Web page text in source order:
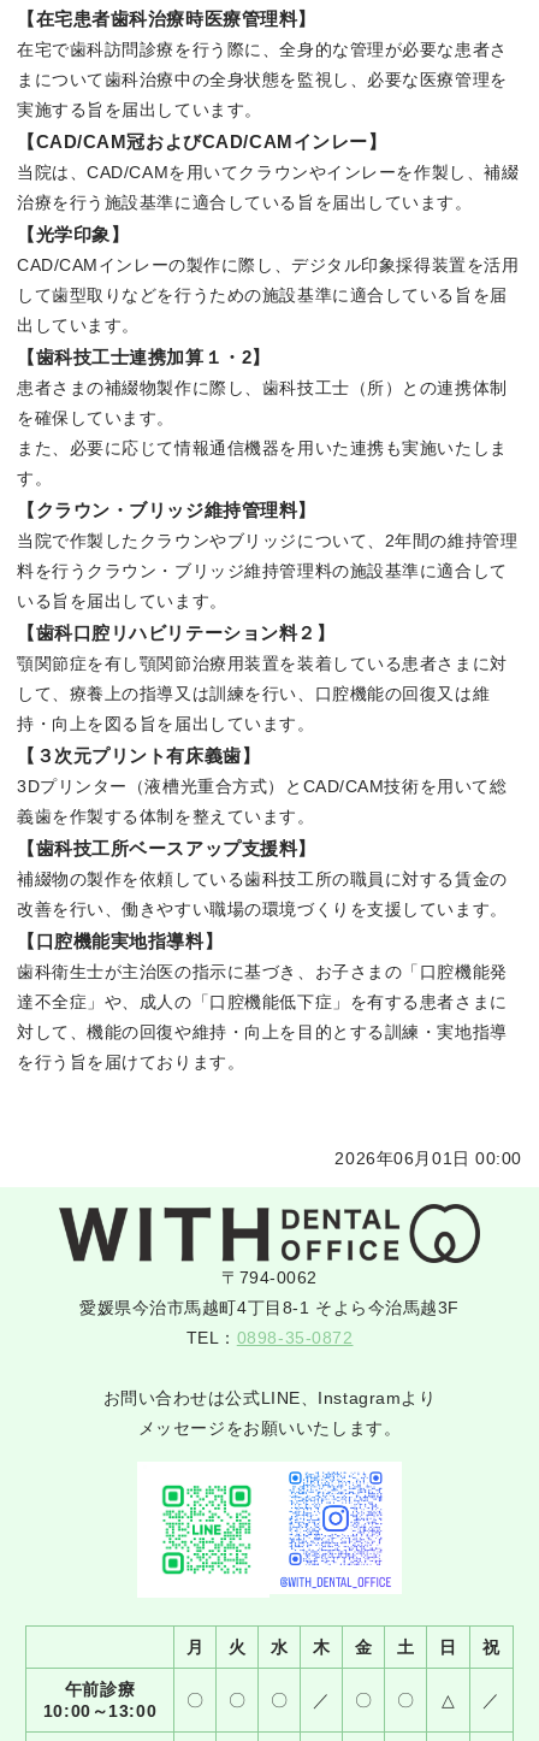
【在宅患者歯科治療時医療管理料】
在宅で歯科訪問診療を行う際に、全身的な管理が必要な患者さ
まについて歯科治療中の全身状態を監視し、必要な医療管理を
実施する旨を届出しています。
【CAD/CAM冠およびCAD/CAMインレー】
当院は、CAD/CAMを用いてクラウンやインレーを作製し、補綴
治療を行う施設基準に適合している旨を届出しています。
【光学印象】
CAD/CAMインレーの製作に際し、デジタル印象採得装置を活用
して歯型取りなどを行うための施設基準に適合している旨を届
出しています。
【歯科技工士連携加算１・2】
患者さまの補綴物製作に際し、歯科技工士（所）との連携体制
を確保しています。
また、必要に応じて情報通信機器を用いた連携も実施いたしま
す。
【クラウン・ブリッジ維持管理料】
当院で作製したクラウンやブリッジについて、2年間の維持管理
料を行うクラウン・ブリッジ維持管理料の施設基準に適合して
いる旨を届出しています。
【歯科口腔リハビリテーション料２】
顎関節症を有し顎関節治療用装置を装着している患者さまに対
して、療養上の指導又は訓練を行い、口腔機能の回復又は維
持・向上を図る旨を届出しています。
【３次元プリント有床義歯】
3Dプリンター（液槽光重合方式）とCAD/CAM技術を用いて総
義歯を作製する体制を整えています。
【歯科技工所ベースアップ支援料】
補綴物の製作を依頼している歯科技工所の職員に対する賃金の
改善を行い、働きやすい職場の環境づくりを支援しています。
【口腔機能実地指導料】
歯科衛生士が主治医の指示に基づき、お子さまの「口腔機能発
達不全症」や、成人の「口腔機能低下症」を有する患者さまに
対して、機能の回復や維持・向上を目的とする訓練・実地指導
を行う旨を届けております。
2026年06月01日 00:00
〒794-0062
愛媛県今治市馬越町4丁目8-1 そよら今治馬越3F
TEL： 0898-35-0872
お問い合わせは公式LINE、Instagramより
メッセージをお願いいたします。
月 火 水 木 金 土 日 祝
午前診療
10:00～13:00
〇 〇 〇 ／ 〇 〇 △ ／